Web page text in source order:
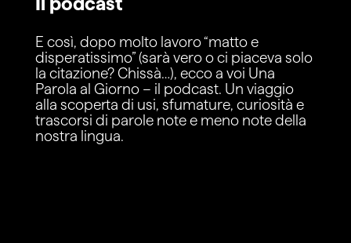
E così, dopo molto lavoro “matto e
disperatissimo” (sarà vero o ci piaceva solo
la citazione? Chissà…), ecco a voi Una
Parola al Giorno – il podcast. Un viaggio
alla scoperta di usi, sfumature, curiosità e
trascorsi di parole note e meno note della
nostra lingua.